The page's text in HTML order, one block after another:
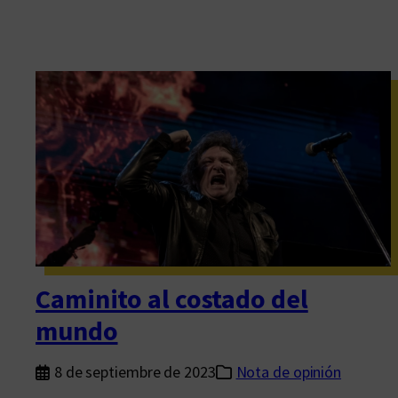
Caminito al costado del
mundo
8 de septiembre de 2023 Nota de opinión